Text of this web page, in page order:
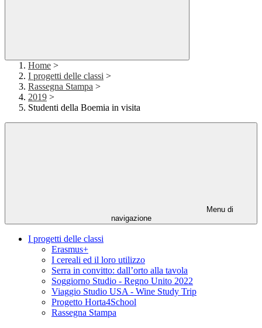
Home >
I progetti delle classi >
Rassegna Stampa >
2019 >
Studenti della Boemia in visita
Menu di
navigazione
I progetti delle classi
Erasmus+
I cereali ed il loro utilizzo
Serra in convitto: dall’orto alla tavola
Soggiorno Studio - Regno Unito 2022
Viaggio Studio USA - Wine Study Trip
Progetto Horta4School
Rassegna Stampa